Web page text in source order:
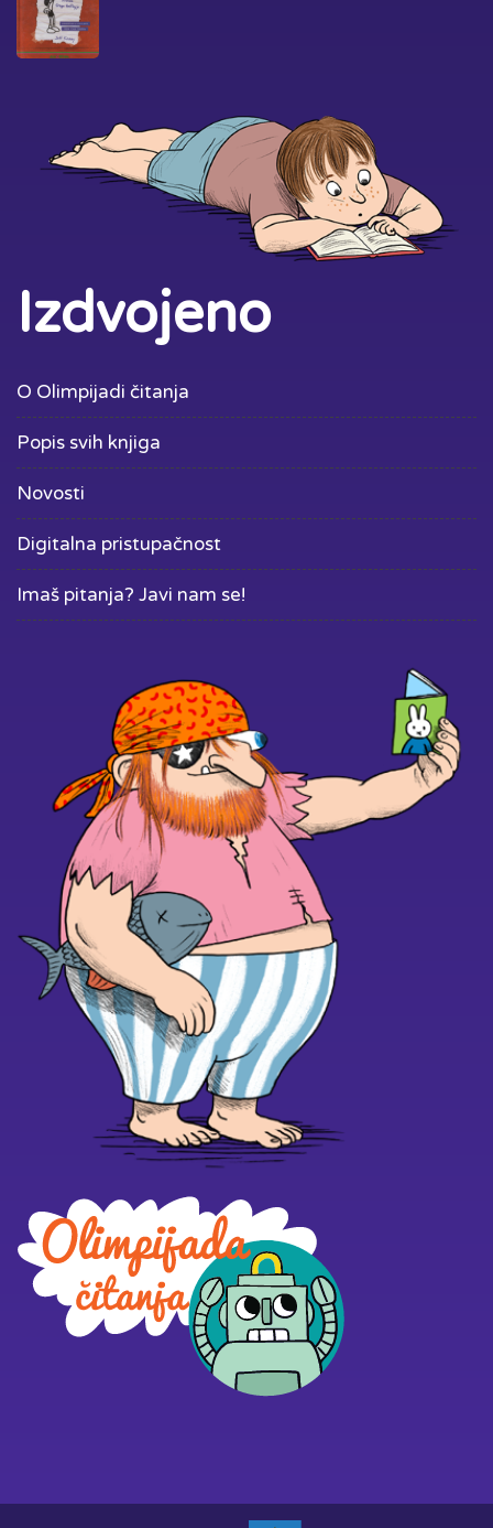
Izdvojeno
O Olimpijadi čitanja
Popis svih knjiga
Novosti
Digitalna pristupačnost
Imaš pitanja? Javi nam se!